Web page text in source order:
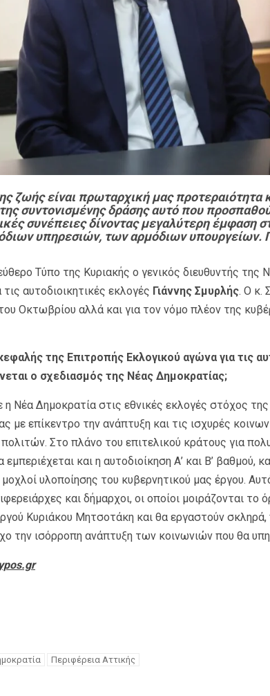
ζωής είναι πρωταρχική μας προτεραιότητα
συντονισμένης δράσης αυτό που
συνέπειες δίνοντας μεγαλύτερη έμφαση
υπηρεσιών, των αρμόδιων υπουργείων.
Τύπο της Κυριακής ο γενικός διευθυντής της
αυτοδιοικητικές εκλογές Γιάννης Σμυρλής. Ο κ.
Οκτωβρίου αλλά και για τον νόμο πλέον της
της Επιτροπής Εκλογικού αγώνα για τις
ο σχεδιασμός της Νέας Δημοκρατίας;
Νέα Δημοκρατία στις εθνικές εκλογές στόχος της
με επίκεντρο την ανάπτυξη και τις ισχυρές
Στο πλάνο του επιτελικού κράτους για
και η αυτοδιοίκηση Α’ και Β’ βαθμού,
υλοποίησης του κυβερνητικού μας έργου.
και δήμαρχοι, οι οποίοι μοιράζονται το
Κυριάκου Μητσοτάκη και θα εργαστούν σκληρά,
την ισόρροπη ανάπτυξη των κοινωνιών που θα
Περιφέρεια Αττικής